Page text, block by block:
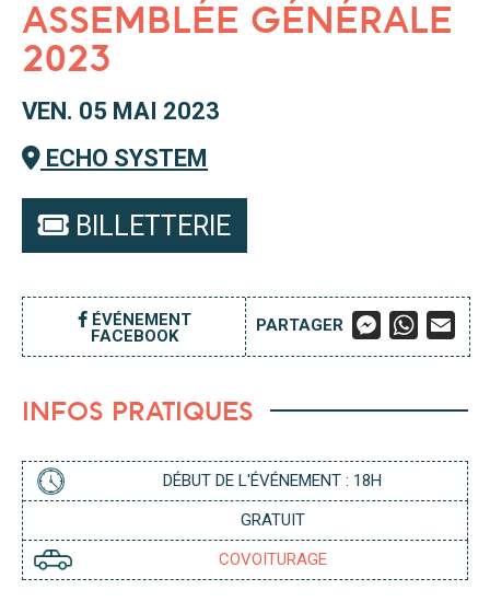
ASSEMBLÉE GÉNÉRALE
2023
VEN. 05 MAI 2023
ECHO SYSTEM
BILLETTERIE
ÉVÉNEMENT
FACEBOOK
PARTAGER
M
E
S
N
R
W
H
A
A
M
A
INFOS PRATIQUES
DÉBUT DE L'ÉVÉNEMENT : 18H
GRATUIT
COVOITURAGE